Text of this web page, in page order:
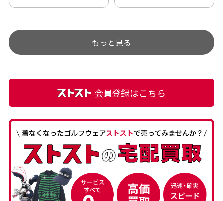
す。
うぐらい目立つことなく綺
麗な商品でお安く購入でき
もっと見る
会員登録はこちら